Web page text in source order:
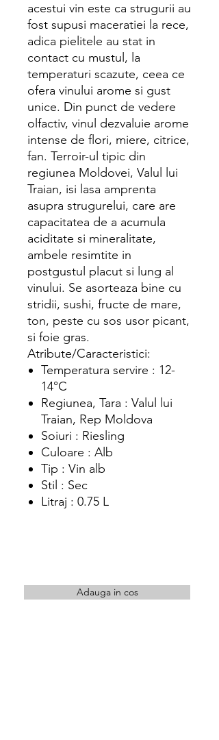
acestui vin este ca strugurii au
fost supusi maceratiei la rece,
adica pielitele au stat in
contact cu mustul, la
temperaturi scazute, ceea ce
ofera vinului arome si gust
unice. Din punct de vedere
olfactiv, vinul dezvaluie arome
intense de flori, miere, citrice,
fan. Terroir-ul tipic din
regiunea Moldovei, Valul lui
Traian, isi lasa amprenta
asupra strugurelui, care are
capacitatea de a acumula
aciditate si mineralitate,
ambele resimtite in
postgustul placut si lung al
vinului. Se asorteaza bine cu
stridii, sushi, fructe de mare,
ton, peste cu sos usor picant,
si foie gras.
Atribute/Caracteristici:
Temperatura servire : 12-
14°C
Regiunea, Tara : Valul lui
Traian, Rep Moldova
Soiuri : Riesling
Culoare : Alb
Tip : Vin alb
Stil : Sec
Litraj : 0.75 L
Adauga in cos